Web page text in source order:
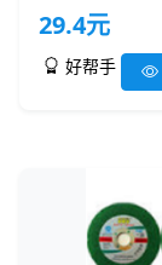
29.4元
好帮手